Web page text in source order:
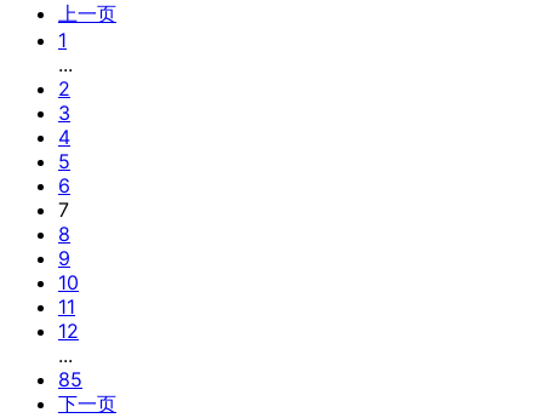
上一页
1
...
2
3
4
5
6
7
8
9
10
11
12
...
85
下一页